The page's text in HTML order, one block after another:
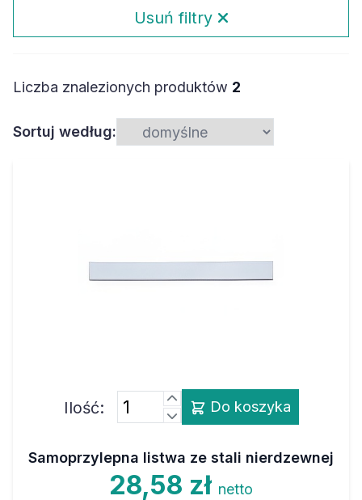
Usuń filtry
Liczba znalezionych produktów 2
Sortuj według:
Ilość: Do koszyka
Samoprzylepna listwa ze stali nierdzewnej
28,58 zł netto